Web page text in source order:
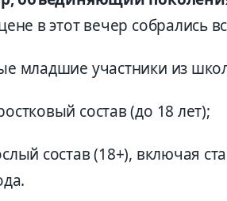
в этот вечер собрались
младшие участники из
состав (до 18 лет);
состав (18+), включая